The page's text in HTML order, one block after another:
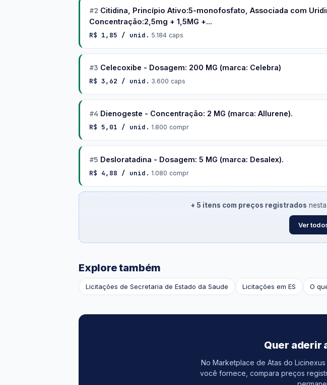
#2 Citidina, Princípio Ativo:5-monofosfato, Associada com
Concentração:2,5mg + 1,5MG +...
R$ 1,85 / unid. ·5.184 caps
#3 Celecoxibe - Dosagem: 200 MG (marca: Celebra)
R$ 3,62 / unid. ·3.600 caps
#4 Dienogeste - Concentração: 2 MG (marca: Allurene).
R$ 5,01 / unid. ·1.800 compr
#5 Desloratadina - Dosagem: 5 MG (marca: Desalex).
R$ 4,88 / unid. ·1.080 compr
+ 5 itens com preços registrados
Ver
Explore também
Licitações de Secretaria de Estado da Saude Licitações em ES O
Quer aderir
No Marketplace de Atas do
você fornece, compara preços